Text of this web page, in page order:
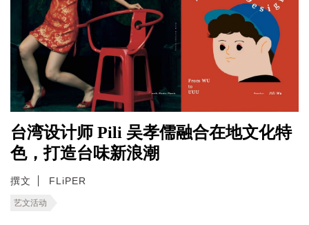
台湾设计师 Pili 吴孝儒融合在地文化特
色，打造台味新浪潮
撰文 FLiPER
艺文活动